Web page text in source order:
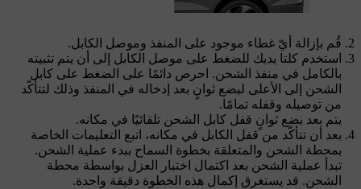
قُم بإزالة أيّ غطاء موجود على المنفذ وموصل الكابل.
استخدم كلتا يديك للضغط على موصل الكابل إلى أن يتم تثبيته
بالكامل في منفذ الشحن. احرص دائمًا على الضغط على كابل
الشحن إلى الأعلى لبضع ثوانٍ بعد إدخاله في المنفذ وذلك لتتأكّد
من توصيله وقفله تمامًا.
يتم بعد بضع ثوانٍ قفل كابل الشحن تلقائيًا في مكانه.
بعد أن تتأكّد من قفل الكابل في مكانه، اتبع التعليمات الخاصة
بمحطة الشحن والمتعلقة بخطوة السماح ببدء عملية الشحن.
تبدأ عملية الشحن بعد اكتمال اختبار العزل بواسطة محطة
الشحن. قد يستغرق إكمال هذه الخطوة دقيقة واحدة.